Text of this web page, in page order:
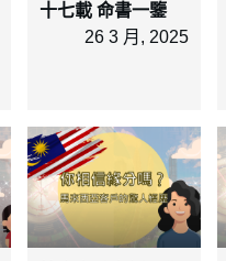
十七載 命書一鑒
26 3 月, 2025